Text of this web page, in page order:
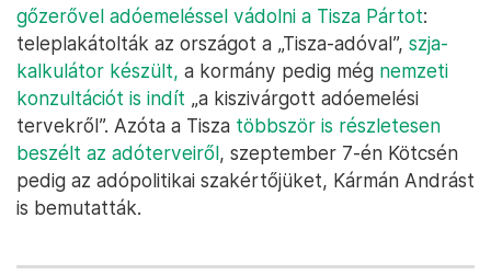
gőzerővel adóemeléssel vádolni a Tisza Pártot:
teleplakátolták az országot a „Tisza-adóval”, szja-
kalkulátor készült, a kormány pedig még nemzeti
konzultációt is indít „a kiszivárgott adóemelési
tervekről”. Azóta a Tisza többször is részletesen
beszélt az adóterveiről, szeptember 7-én Kötcsén
pedig az adópolitikai szakértőjüket, Kármán Andrást
is bemutatták.